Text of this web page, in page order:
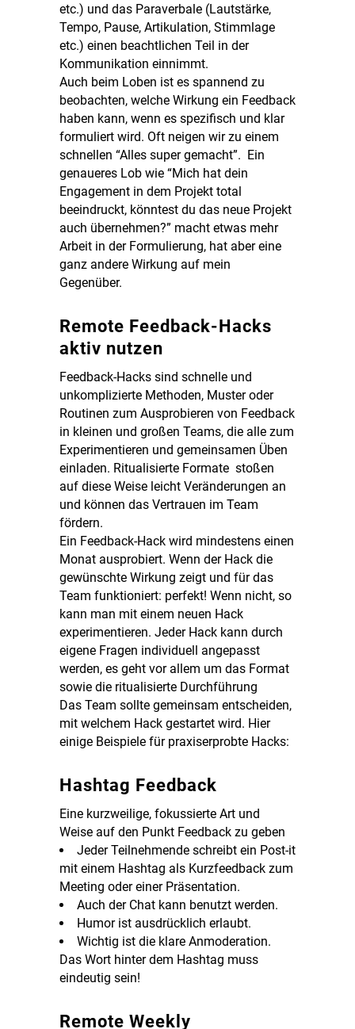
etc.) und das Paraverbale (Lautstärke,
Tempo, Pause, Artikulation, Stimmlage
etc.) einen beachtlichen Teil in der
Kommunikation einnimmt.
Auch beim Loben ist es spannend zu
beobachten, welche Wirkung ein Feedback
haben kann, wenn es spezifisch und klar
formuliert wird. Oft neigen wir zu einem
schnellen “Alles super gemacht”. Ein
genaueres Lob wie “Mich hat dein
Engagement in dem Projekt total
beeindruckt, könntest du das neue Projekt
auch übernehmen?” macht etwas mehr
Arbeit in der Formulierung, hat aber eine
ganz andere Wirkung auf mein
Gegenüber.
Remote Feedback-Hacks
aktiv nutzen
Feedback-Hacks sind schnelle und
unkomplizierte Methoden, Muster oder
Routinen zum Ausprobieren von Feedback
in kleinen und großen Teams, die alle zum
Experimentieren und gemeinsamen Üben
einladen. Ritualisierte Formate stoßen
auf diese Weise leicht Veränderungen an
und können das Vertrauen im Team
fördern.
Ein Feedback-Hack wird mindestens einen
Monat ausprobiert. Wenn der Hack die
gewünschte Wirkung zeigt und für das
Team funktioniert: perfekt! Wenn nicht, so
kann man mit einem neuen Hack
experimentieren. Jeder Hack kann durch
eigene Fragen individuell angepasst
werden, es geht vor allem um das Format
sowie die ritualisierte Durchführung
Das Team sollte gemeinsam entscheiden,
mit welchem Hack gestartet wird. Hier
einige Beispiele für praxiserprobte Hacks:
Hashtag Feedback
Eine kurzweilige, fokussierte Art und
Weise auf den Punkt Feedback zu geben
Jeder Teilnehmende schreibt ein Post-it
mit einem Hashtag als Kurzfeedback zum
Meeting oder einer Präsentation.
Auch der Chat kann benutzt werden.
Humor ist ausdrücklich erlaubt.
Wichtig ist die klare Anmoderation.
Das Wort hinter dem Hashtag muss
eindeutig sein!
Remote Weekly